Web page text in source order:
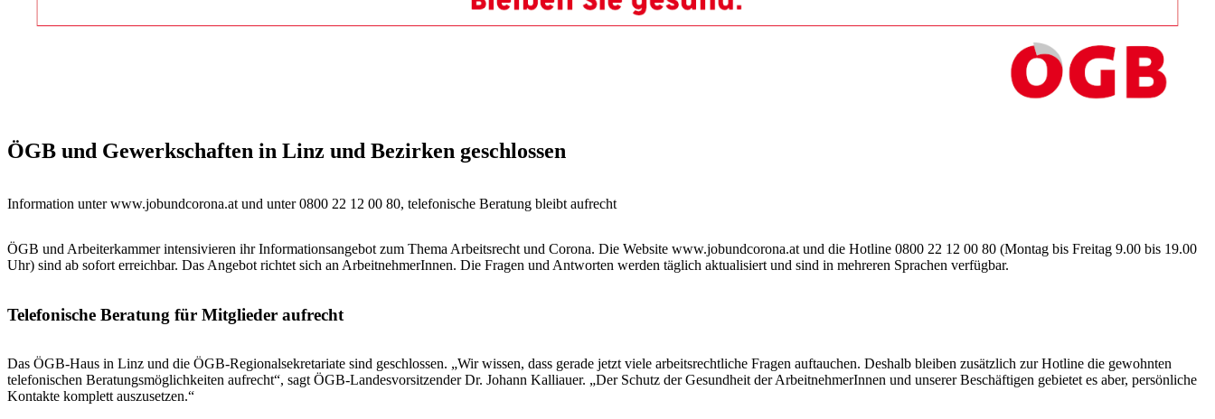
ÖGB und Gewerkschaften in Linz und Bezirken geschlossen
Information unter www.jobundcorona.at und unter 0800 22 12 00 80, telefonische Beratung bleibt aufrecht
ÖGB und Arbeiterkammer intensivieren ihr Informationsangebot zum Thema Arbeitsrecht und Corona. Die Website www.jobundcorona.at und die Hotline 0800 22 12 00 80 (Montag bis Freitag 9.00 bis 19.00
Uhr) sind ab sofort erreichbar. Das Angebot richtet sich an ArbeitnehmerInnen. Die Fragen und Antworten werden täglich aktualisiert und sind in mehreren Sprachen verfügbar.
Telefonische Beratung für Mitglieder aufrecht
Das ÖGB-Haus in Linz und die ÖGB-Regionalsekretariate sind geschlossen. „Wir wissen, dass gerade jetzt viele arbeitsrechtliche Fragen auftauchen. Deshalb bleiben zusätzlich zur Hotline die gewohnten
telefonischen Beratungsmöglichkeiten aufrecht“, sagt ÖGB-Landesvorsitzender Dr. Johann Kalliauer. „Der Schutz der Gesundheit der ArbeitnehmerInnen und unserer Beschäftigen gebietet es aber, persönliche
Kontakte komplett auszusetzen.“